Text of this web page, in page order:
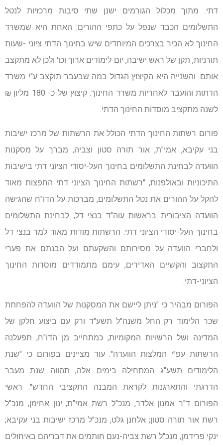
דתי. מתוך מכלול הגורמים ישנן שתי סיבות מרכזיות לנטל
התשלומים הכבד שנפל על כתפי ההורים: האחת היא שמשרד
החינוך לא הכיר בצרכים המיוחדים שיש בחינוך הדתי ציוני -שעות
תורניות, תקן של ראש ישיבה, יום לימודים ארוך וכו' ולכן לא מתקצב
אותם. והשנייה היא הקיצוץ הגדול במה שבעבר תוקצב ע"י משרד
הדתות והועבר לאחריות משרד החינוך. קיצוץ של כ- 180 מליון ₪
לשנה מתקציב מוסדות החינוך הדתי.
פורום רשתות החינוך הדתי הכולל את הרשתות של מרכז ישיבות
בני עקיבא, אמי"ת, אור תורה סטון וצביה, מברך על מסקנות
הוועדה לבחינת התשלומים בחינוך העל-יסודי הציוני דתי בישיבות
התיכוניות ובאולפנות, "רשתות החינוך הציוני דתי החפצות מאוד
להקל על ההורים את נטל התשלומים, מברכות על הדו"ח שהגישה
הוועדה הציבורית בראשות עוה"ד בנצי דל, לבחינת התשלומים
בחינוך העל-יסודי הציוני דתי. הרשתות מודות מאוד למר בנצי דל
ולחברי הוועדה על מסירותם והשקעתם ועל הבנתם את פערי
התקצוב והקשיים האדירים, עימם מתמודדים מוסדות החינוך
הציוני-דתי.
הפורום מבהיר כי "ניתן ליישם את המסקנות של הוועדה להפחתת
שכר הלימוד רק החל משנה"ל תשע"ד ורק עם ביצוע חלקן של
המדינה ושל הרשויות המקומיות, כמתחייב מן הדו"ח, תפעלנה
הרשתות עפ"י המלצות הוועדה". עוד מציינים בפורום כי "שנת
הלימודים תשע"ג המתחילה בימים אלה, תהווה שנת מעבר
הדרגתי והתארגנות לקראת המבנה התקציבי החדש". ראשי
הפורום ד"ר אמנון אלדר, מנכ"ל רשת אמי"ת; ינון אחימן, מנכ"ל
רשת אור תורה סטון; אלחנן גלט, מנכ"ל מרכז ישיבות בני עקיבא;
ינקי פרידמן, מנכ"ל רשת צביה-נעם חותמים את דבריהם באיחולים